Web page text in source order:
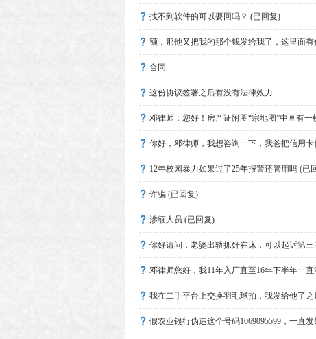
找不到软件的可以要回吗？ (已回复)
额，那他又把我的那个钱发给我了，这里面
合同
这份协议签署之后有没有法律效力
邓律师：您好！房产证附图“宗地图”中画有
你好，邓律师，我想咨询一下，我爸把信用
12年校园暴力如果过了25年报警还管用吗 (已
诈骗 (已回复)
涉缅人员 (已回复)
你好请问，老婆出轨抓奸在床，可以起诉第
邓律师您好，我11年入厂直至16年下半年一
我在二手平台上交换羽毛球拍，我发给他了
假农业银行伪造这个号码1069095599，一直